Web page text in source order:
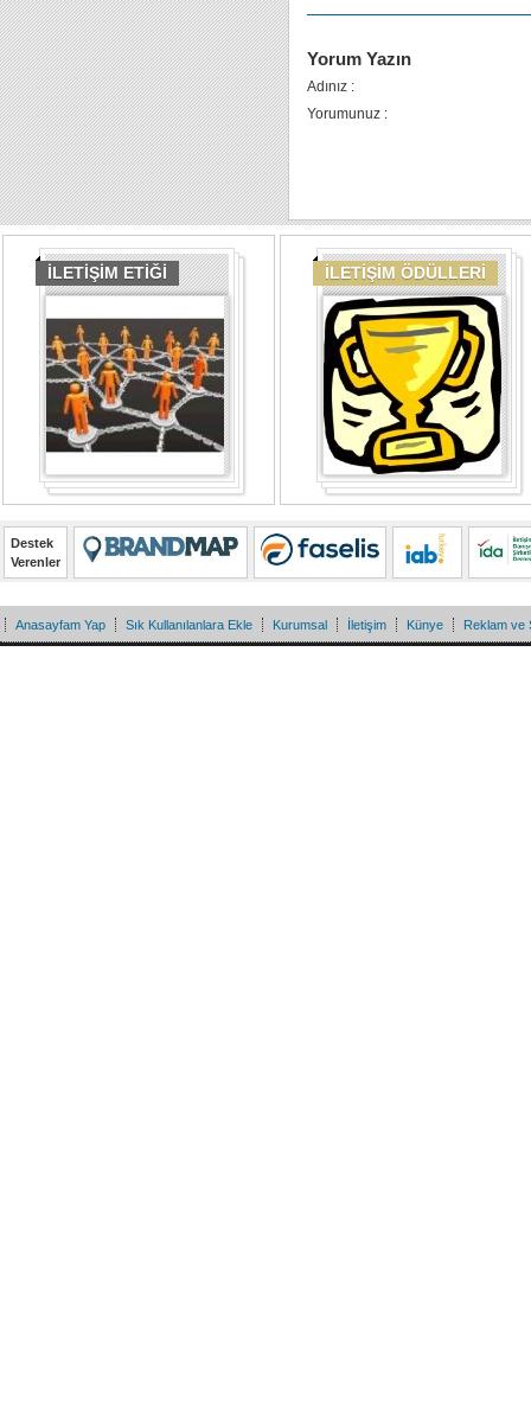
Yorum Yazın
Adınız :
Yorumunuz :
İLETİŞİM ETİĞİ İLETİŞİM ÖDÜLLERİ
Destek
Verenler
Anasayfam Yap Sık Kullanılanlara Ekle Kurumsal İletişim Künye Reklam ve